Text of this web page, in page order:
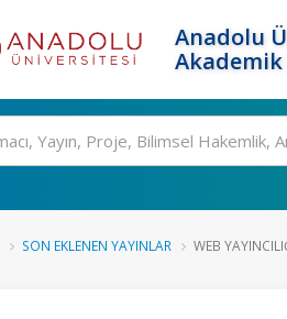
Anadolu
SON EKLENEN YAYINLAR WEB